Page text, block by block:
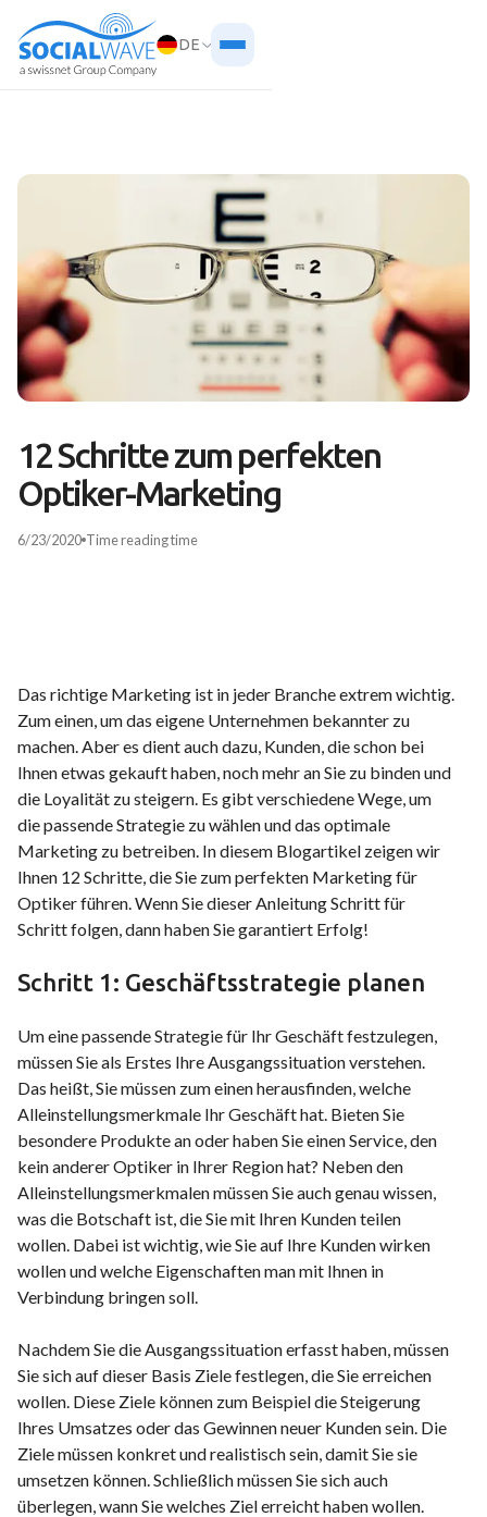
DE
12 Schritte zum perfekten
Optiker-Marketing
6/23/2020 Timereading time
Das richtige Marketing ist in jeder Branche extrem wichtig.
Zum einen, um das eigene Unternehmen bekannter zu
machen. Aber es dient auch dazu, Kunden, die schon bei
Ihnen etwas gekauft haben, noch mehr an Sie zu binden und
die Loyalität zu steigern. Es gibt verschiedene Wege, um
die passende Strategie zu wählen und das optimale
Marketing zu betreiben. In diesem Blogartikel zeigen wir
Ihnen 12 Schritte, die Sie zum perfekten Marketing für
Optiker führen. Wenn Sie dieser Anleitung Schritt für
Schritt folgen, dann haben Sie garantiert Erfolg!
Schritt 1: Geschäftsstrategie planen
Um eine passende Strategie für Ihr Geschäft festzulegen,
müssen Sie als Erstes Ihre Ausgangssituation verstehen.
Das heißt, Sie müssen zum einen herausfinden, welche
Alleinstellungsmerkmale Ihr Geschäft hat. Bieten Sie
besondere Produkte an oder haben Sie einen Service, den
kein anderer Optiker in Ihrer Region hat? Neben den
Alleinstellungsmerkmalen müssen Sie auch genau wissen,
was die Botschaft ist, die Sie mit Ihren Kunden teilen
wollen. Dabei ist wichtig, wie Sie auf Ihre Kunden wirken
wollen und welche Eigenschaften man mit Ihnen in
Verbindung bringen soll.
Nachdem Sie die Ausgangssituation erfasst haben, müssen
Sie sich auf dieser Basis Ziele festlegen, die Sie erreichen
wollen. Diese Ziele können zum Beispiel die Steigerung
Ihres Umsatzes oder das Gewinnen neuer Kunden sein. Die
Ziele müssen konkret und realistisch sein, damit Sie sie
umsetzen können. Schließlich müssen Sie sich auch
überlegen, wann Sie welches Ziel erreicht haben wollen.